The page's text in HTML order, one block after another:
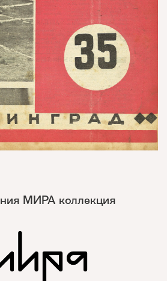
МИРА коллекция